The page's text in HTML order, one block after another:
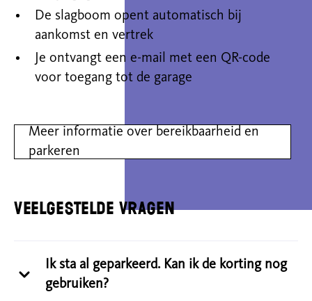
De slagboom opent automatisch bij
aankomst en vertrek
Je ontvangt een e-mail met een QR-code
voor toegang tot de garage
Meer informatie over bereikbaarheid en
parkeren
Veelgestelde vragen
Ik sta al geparkeerd. Kan ik de korting nog
gebruiken?